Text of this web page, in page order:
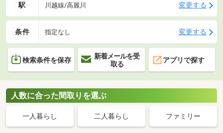
駅 川越線/高麗川 変更する
条件 指定なし 変更する
検索条件を保存
新着メールを受
取る
アプリで探す
人数に合った間取りを選ぶ
一人暮らし 二人暮らし ファミリー